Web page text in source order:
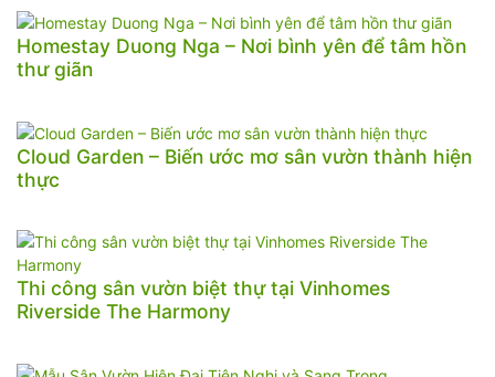
Homestay Duong Nga – Nơi bình yên để tâm hồn
thư giãn
Cloud Garden – Biến ước mơ sân vườn thành hiện
thực
Thi công sân vườn biệt thự tại Vinhomes
Riverside The Harmony